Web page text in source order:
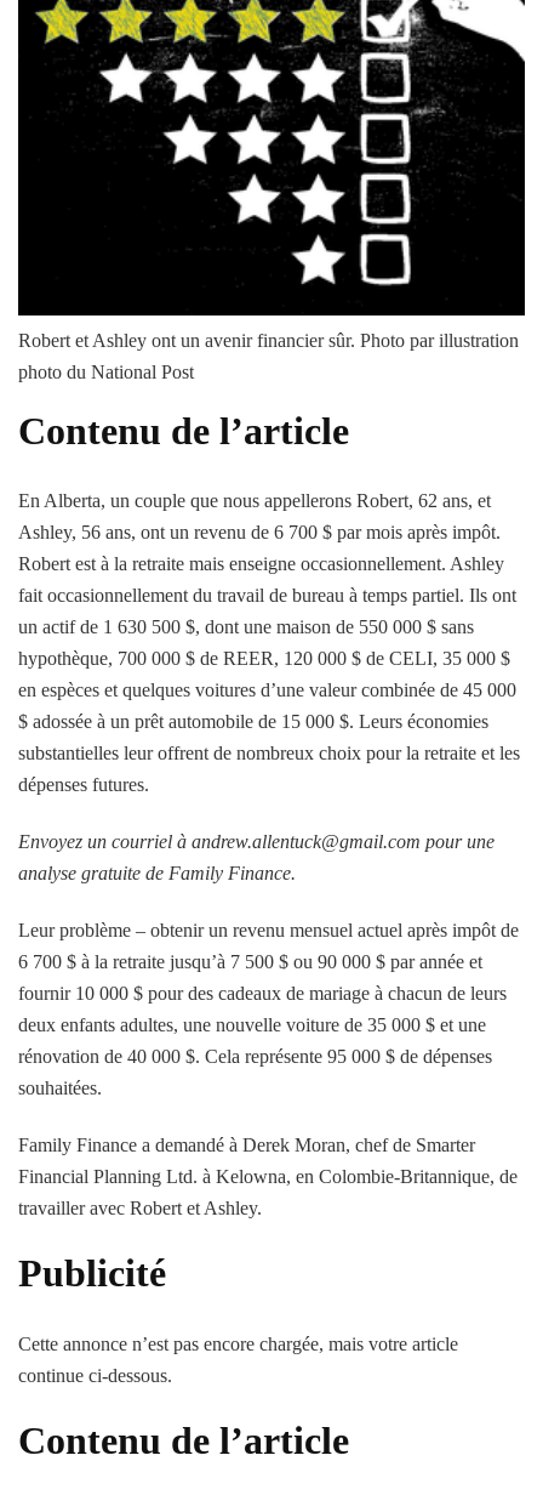
Robert et Ashley ont un avenir financier sûr. Photo par illustration
photo du National Post
Contenu de l’article
En Alberta, un couple que nous appellerons Robert, 62 ans, et
Ashley, 56 ans, ont un revenu de 6 700 $ par mois après impôt.
Robert est à la retraite mais enseigne occasionnellement. Ashley
fait occasionnellement du travail de bureau à temps partiel. Ils ont
un actif de 1 630 500 $, dont une maison de 550 000 $ sans
hypothèque, 700 000 $ de REER, 120 000 $ de CELI, 35 000 $
en espèces et quelques voitures d’une valeur combinée de 45 000
$ adossée à un prêt automobile de 15 000 $. Leurs économies
substantielles leur offrent de nombreux choix pour la retraite et les
dépenses futures.
Envoyez un courriel à andrew.allentuck@gmail.com pour une
analyse gratuite de Family Finance.
Leur problème – obtenir un revenu mensuel actuel après impôt de
6 700 $ à la retraite jusqu’à 7 500 $ ou 90 000 $ par année et
fournir 10 000 $ pour des cadeaux de mariage à chacun de leurs
deux enfants adultes, une nouvelle voiture de 35 000 $ et une
rénovation de 40 000 $. Cela représente 95 000 $ de dépenses
souhaitées.
Family Finance a demandé à Derek Moran, chef de Smarter
Financial Planning Ltd. à Kelowna, en Colombie-Britannique, de
travailler avec Robert et Ashley.
Publicité
Cette annonce n’est pas encore chargée, mais votre article
continue ci-dessous.
Contenu de l’article